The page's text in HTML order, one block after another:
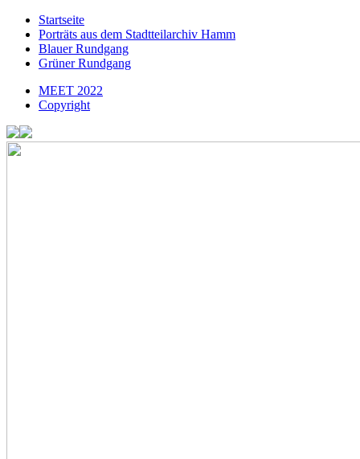
Zum
Inhalt
springen
Startseite
Porträts aus dem Stadtteilarchiv Hamm
Blauer Rundgang
Grüner Rundgang
MEET 2022
Copyright